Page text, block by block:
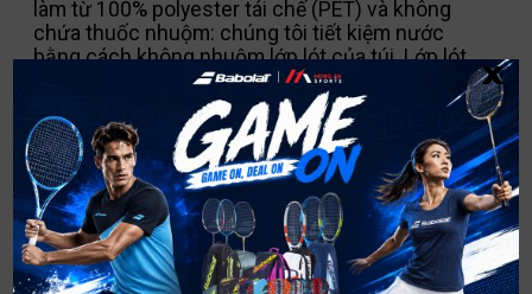
làm từ 100% polyester tái chế (PET) và không
chứa thuốc nhuộm: chúng tôi tiết kiệm nước
bằng cách không nhuộm lớp lót của túi. Lớp lót
màu trắng giúp bạn dễ dàng sắp xếp và tìm thấy
những gì bạn cần.
MÔ TẢ
x